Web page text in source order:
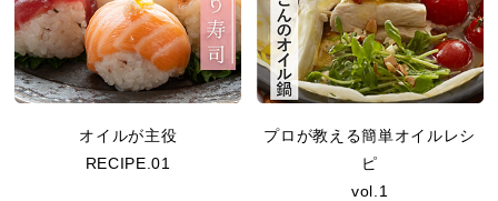
オイルが主役
RECIPE.01
プロが教える簡単オイルレシ
ピ
vol.1